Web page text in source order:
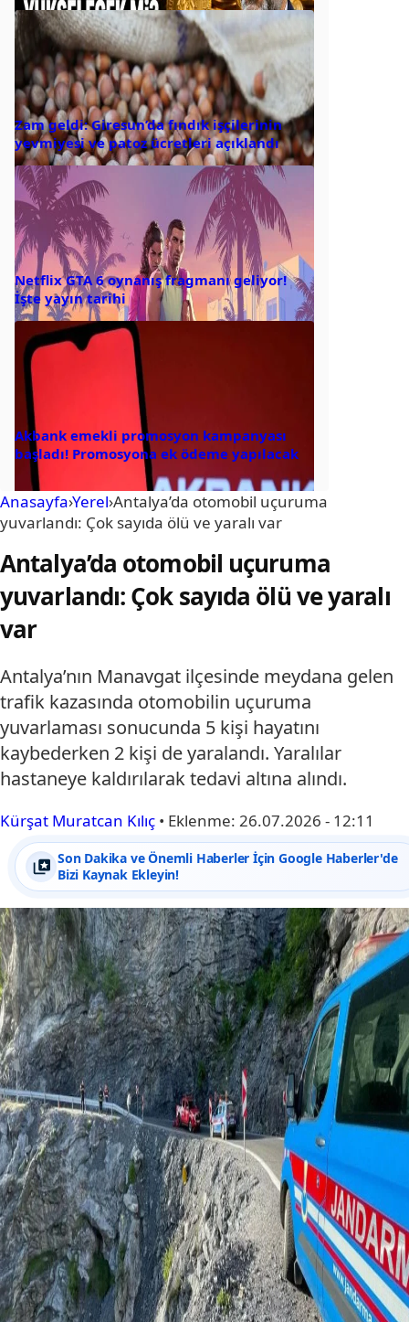
Zam geldi: Giresun’da fındık işçilerinin
yevmiyesi ve patoz ücretleri açıklandı
Netflix GTA 6 oynanış fragmanı geliyor!
İşte yayın tarihi
Akbank emekli promosyon kampanyası
başladı! Promosyona ek ödeme yapılacak
Anasayfa›Yerel›Antalya’da otomobil uçuruma
yuvarlandı: Çok sayıda ölü ve yaralı var
Antalya’da otomobil uçuruma
yuvarlandı: Çok sayıda ölü ve yaralı
var
Antalya’nın Manavgat ilçesinde meydana gelen
trafik kazasında otomobilin uçuruma
yuvarlaması sonucunda 5 kişi hayatını
kaybederken 2 kişi de yaralandı. Yaralılar
hastaneye kaldırılarak tedavi altına alındı.
Kürşat Muratcan Kılıç • Eklenme: 26.07.2026 - 12:11
Son Dakika ve Önemli Haberler İçin Google Haberler'de
Bizi Kaynak Ekleyin!